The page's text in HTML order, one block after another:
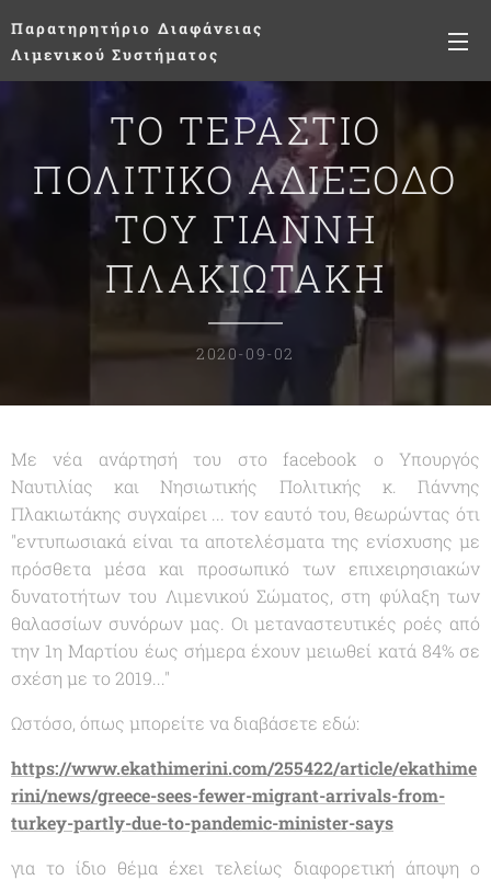
Παρατηρητήριο Διαφάνειας
Λιμενικού Συστήματος
ΤΟ ΤΕΡΑΣΤΙΟ
ΠΟΛΙΤΙΚΟ ΑΔΙΕΞΟΔΟ
ΤΟΥ ΓΙΑΝΝΗ
ΠΛΑΚΙΩΤΑΚΗ
2020-09-02
Με νέα ανάρτησή του στο facebook ο Υπουργός
Ναυτιλίας και Νησιωτικής Πολιτικής κ. Γιάννης
Πλακιωτάκης συγχαίρει ... τον εαυτό του, θεωρώντας ότι
"εντυπωσιακά είναι τα αποτελέσματα της ενίσχυσης με
πρόσθετα μέσα και προσωπικό των επιχειρησιακών
δυνατοτήτων του Λιμενικού Σώματος, στη φύλαξη των
θαλασσίων συνόρων μας. Οι μεταναστευτικές ροές από
την 1η Μαρτίου έως σήμερα έχουν μειωθεί κατά 84% σε
σχέση με το 2019..."
Ωστόσο, όπως μπορείτε να διαβάσετε εδώ:
https://www.ekathimerini.com/255422/article/ekathime
rini/news/greece-sees-fewer-migrant-arrivals-from-
turkey-partly-due-to-pandemic-minister-says
για το ίδιο θέμα έχει τελείως διαφορετική άποψη ο